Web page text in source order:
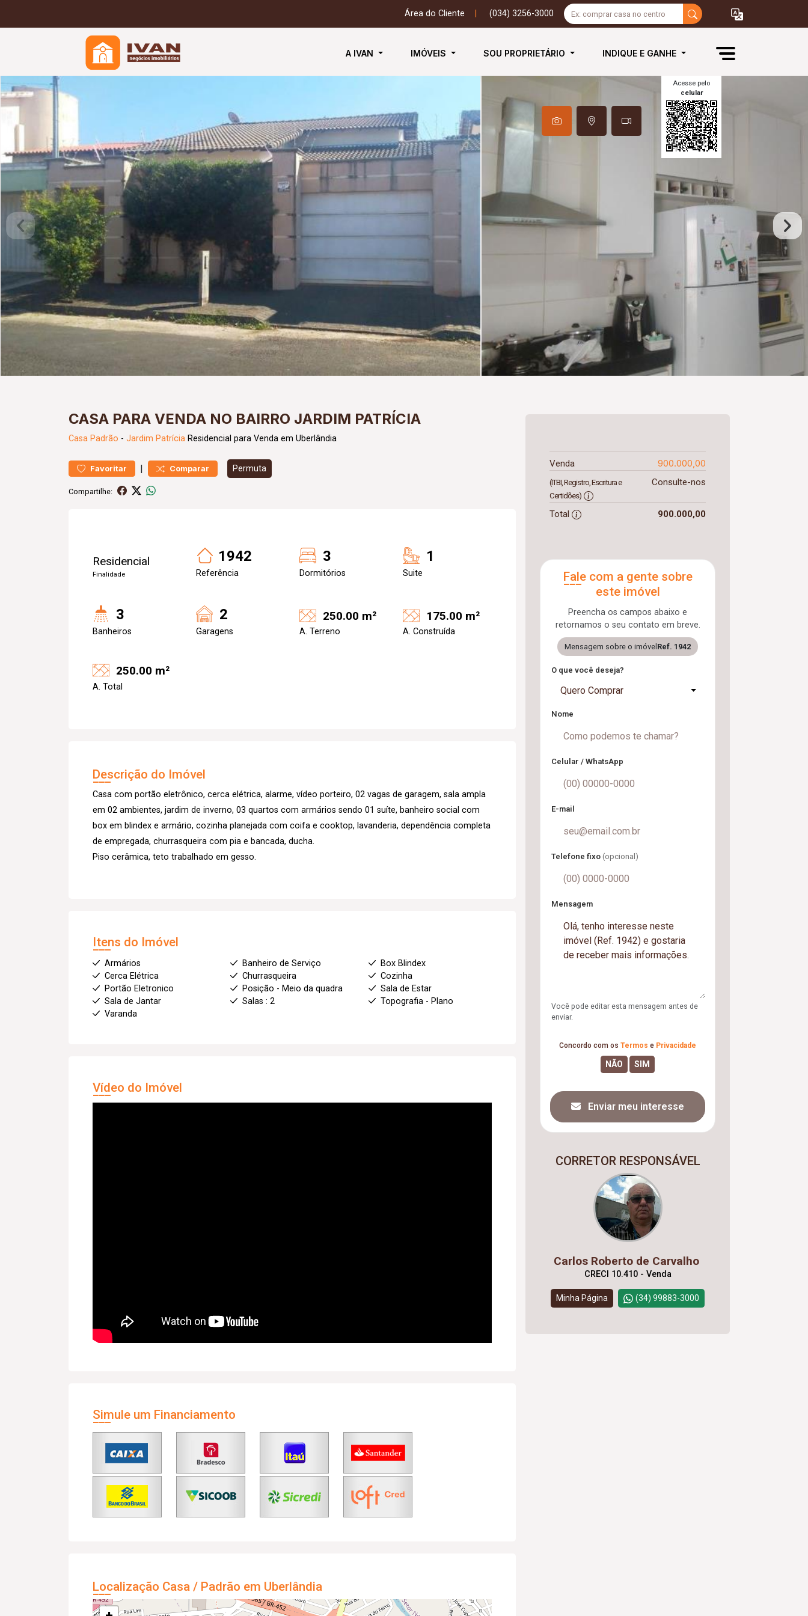
Área do Cliente (034) 3256-3000
A IVAN IMÓVEIS SOU PROPRIETÁRIO INDIQUE E GANHE
Acesse pelo
celular
CASA PARA VENDA NO BAIRRO JARDIM PATRÍCIA
Casa Padrão - Jardim Patrícia Residencial para Venda em Uberlândia
Favoritar | Comparar Permuta
Compartilhe:
Residencial
Finalidade
1942
Referência
3
Dormitórios
1
Suite
3
Banheiros
2
Garagens
250.00 m²
A. Terreno
175.00 m²
A. Construída
250.00 m²
A. Total
Descrição do Imóvel
Casa com portão eletrônico, cerca elétrica, alarme, vídeo porteiro, 02 vagas de garagem, sala ampla
em 02 ambientes, jardim de inverno, 03 quartos com armários sendo 01 suíte, banheiro social com
box em blindex e armário, cozinha planejada com coifa e cooktop, lavanderia, dependência completa
de empregada, churrasqueira com pia e bancada, ducha.
Piso cerâmica, teto trabalhado em gesso.
Itens do Imóvel
Armários Banheiro de Serviço
Box Blindex
Cerca Elétrica
Churrasqueira
Cozinha
Portão Eletronico
Posição - Meio da quadra
Sala de Estar
Sala de Jantar
Salas : 2
Topografia - Plano
Varanda
Vídeo do Imóvel
Simule um Financiamento
Localização Casa / Padrão em Uberlândia
Venda 900.000,00
(ITBI, Registro, Escritura e
Certidões)
Consulte-nos
Total 900.000,00
Fale com a gente sobre
este imóvel
Preencha os campos abaixo e
retornamos o seu contato em breve.
Mensagem sobre o imóvel Ref. 1942
O que você deseja?
Quero Comprar
Nome
Celular / WhatsApp
E-mail
Telefone fixo (opcional)
Mensagem
Você pode editar esta mensagem antes de
enviar.
Concordo com os Termos e Privacidade
Enviar meu interesse
CORRETOR RESPONSÁVEL
Carlos Roberto de Carvalho
CRECI 10.410 - Venda
Minha Página (34) 99883-3000